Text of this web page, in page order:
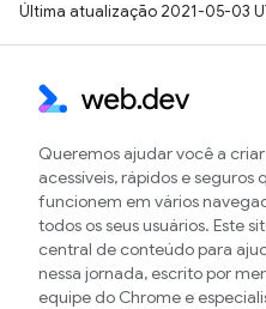
Última atualização 2021-05-03
Queremos ajudar você a
acessíveis, rápidos e seguros
funcionem em vários
todos os seus usuários. Este
central de conteúdo para
nessa jornada, escrito por
equipe do Chrome e